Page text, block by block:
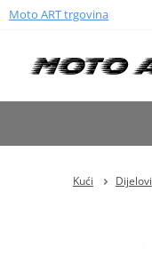
Moto ART trgovina
Kući Dijelovi